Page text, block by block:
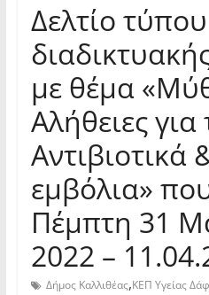
Δελτίο τύπου
με θέμα
Αλήθειες για
Αντιβιοτικά
εμβόλια»
Πέμπτη 31
2022 –
Δήμος Καλλιθέας,ΚΕΠ Υγείας